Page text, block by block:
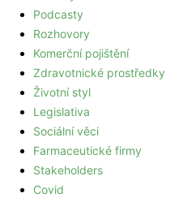
Podcasty
Rozhovory
Komerční pojištění
Zdravotnické prostředky
Životní styl
Legislativa
Sociální věci
Farmaceutické firmy
Stakeholders
Covid